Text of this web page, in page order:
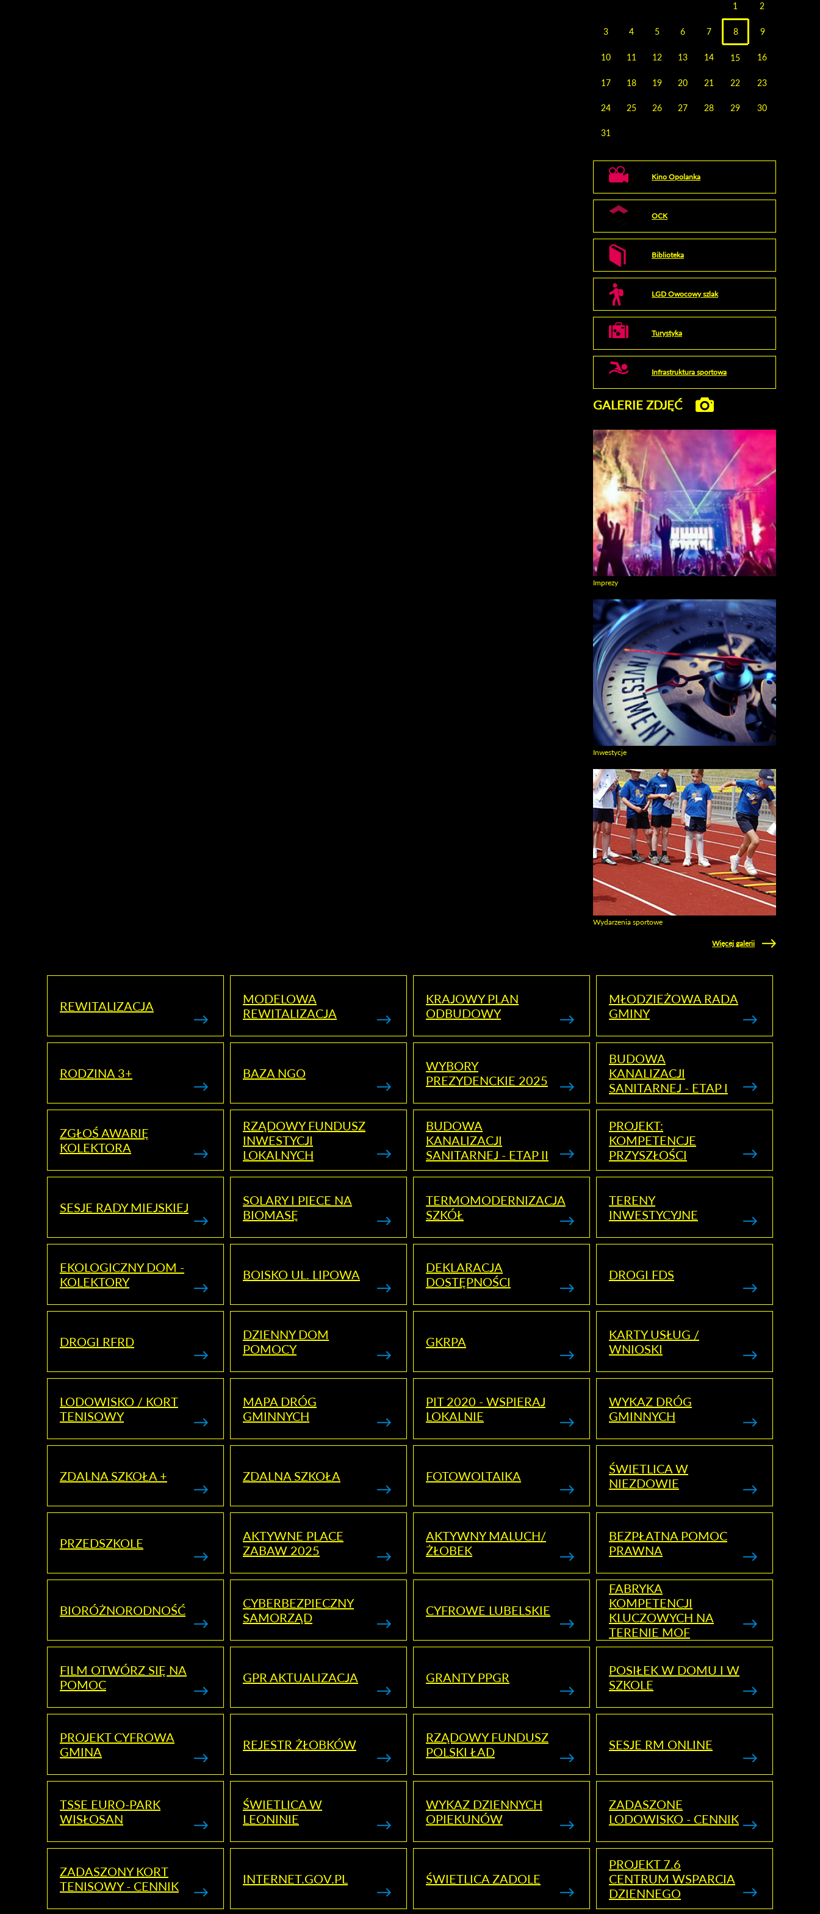
1 2
3 4 5 6 7 8 9
10 11 12 13 14 15 16
17 18 19 20 21 22 23
24 25 26 27 28 29 30
31
Kino Opolanka
OCK
Biblioteka
LGD Owocowy szlak
Turystyka
Infrastruktura sportowa
GALERIE ZDJĘĆ
Imprezy
Inwestycje
Wydarzenia sportowe
Więcej galerii
REWITALIZACJA
MODELOWA
REWITALIZACJA
KRAJOWY PLAN
ODBUDOWY
MŁODZIEŻOWA RADA
GMINY
RODZINA 3+ BAZA NGO
WYBORY
PREZYDENCKIE 2025
BUDOWA
KANALIZACJI
SANITARNEJ - ETAP I
ZGŁOŚ AWARIĘ
KOLEKTORA
RZĄDOWY FUNDUSZ
INWESTYCJI
LOKALNYCH
BUDOWA
KANALIZACJI
SANITARNEJ - ETAP II
PROJEKT:
KOMPETENCJE
PRZYSZŁOŚCI
SESJE RADY MIEJSKIEJ
SOLARY I PIECE NA
BIOMASĘ
TERMOMODERNIZACJA
SZKÓŁ
TERENY
INWESTYCYJNE
EKOLOGICZNY DOM -
KOLEKTORY
BOISKO UL. LIPOWA
DEKLARACJA
DOSTĘPNOŚCI
DROGI FDS
DROGI RFRD
DZIENNY DOM
POMOCY
GKRPA
KARTY USŁUG /
WNIOSKI
LODOWISKO / KORT
TENISOWY
MAPA DRÓG
GMINNYCH
PIT 2020 - WSPIERAJ
LOKALNIE
WYKAZ DRÓG
GMINNYCH
ZDALNA SZKOŁA + ZDALNA SZKOŁA FOTOWOLTAIKA
ŚWIETLICA W
NIEZDOWIE
PRZEDSZKOLE
AKTYWNE PLACE
ZABAW 2025
AKTYWNY MALUCH/
ŻŁOBEK
BEZPŁATNA POMOC
PRAWNA
BIORÓŻNORODNOŚĆ
CYBERBEZPIECZNY
SAMORZĄD
CYFROWE LUBELSKIE
FABRYKA
KOMPETENCJI
KLUCZOWYCH NA
TERENIE MOF
FILM OTWÓRZ SIĘ NA
POMOC
GPR AKTUALIZACJA GRANTY PPGR
POSIŁEK W DOMU I W
SZKOLE
PROJEKT CYFROWA
GMINA
REJESTR ŻŁOBKÓW
RZĄDOWY FUNDUSZ
POLSKI ŁAD
SESJE RM ONLINE
TSSE EURO-PARK
WISŁOSAN
ŚWIETLICA W
LEONINIE
WYKAZ DZIENNYCH
OPIEKUNÓW
ZADASZONE
LODOWISKO - CENNIK
ZADASZONY KORT
TENISOWY - CENNIK
INTERNET.GOV.PL ŚWIETLICA ZADOLE
PROJEKT 7.6
CENTRUM WSPARCIA
DZIENNEGO